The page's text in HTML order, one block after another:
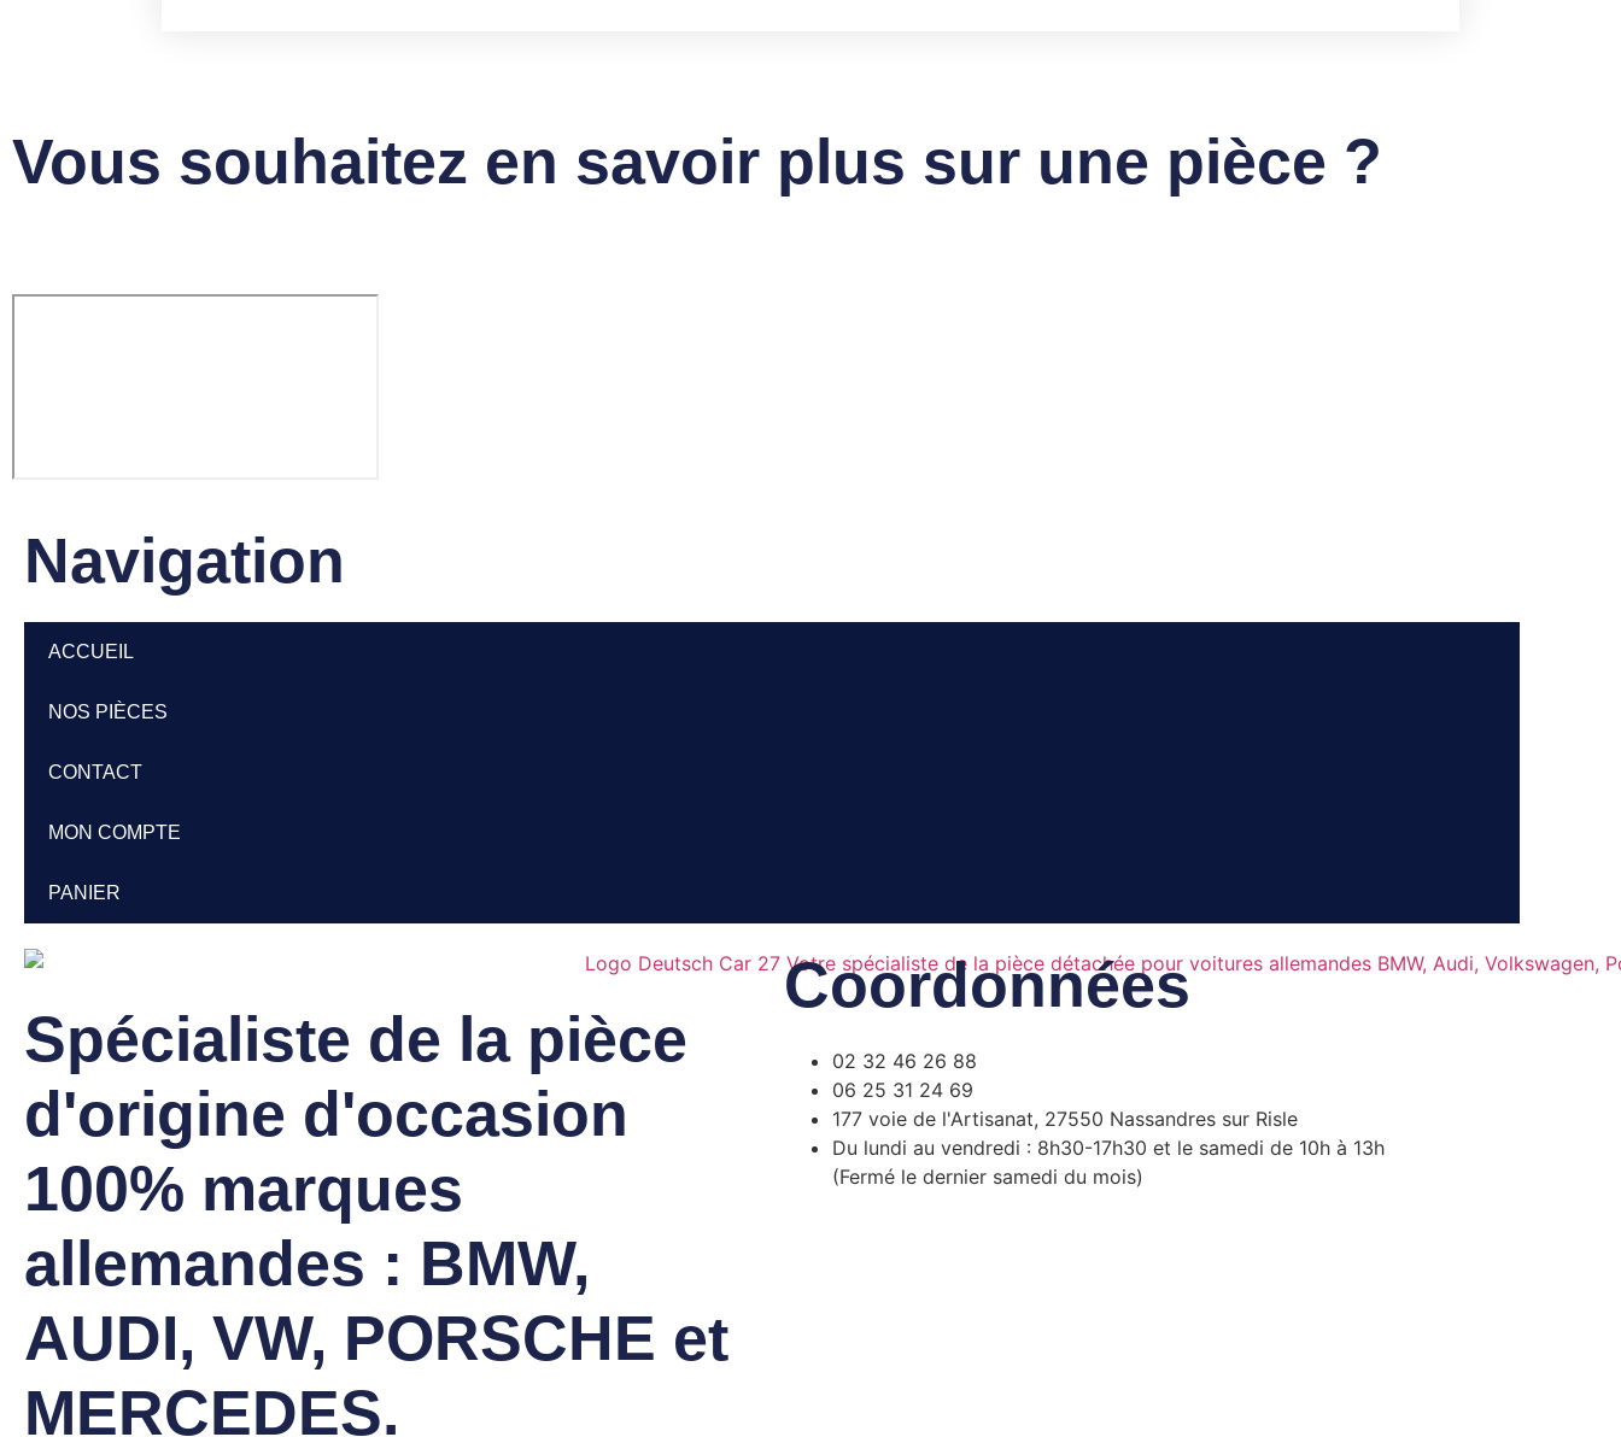
Vous souhaitez en savoir plus sur une pièce ?
Navigation
ACCUEIL
NOS PIÈCES
CONTACT
MON COMPTE
PANIER
Spécialiste de la pièce
d'origine d'occasion
100% marques
allemandes : BMW,
AUDI, VW, PORSCHE et
MERCEDES.
Coordonnées
02 32 46 26 88
06 25 31 24 69
177 voie de l'Artisanat, 27550 Nassandres sur Risle
Du lundi au vendredi : 8h30-17h30 et le samedi de 10h à 13h
(Fermé le dernier samedi du mois)